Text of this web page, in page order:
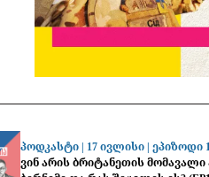
პოდკასტი | 17 ივლისი| ეპიზოდი
ვინ არის ბრიტანეთის მომავალი